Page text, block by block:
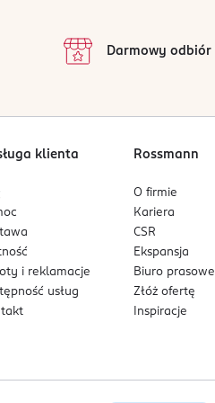
2
1
Darmowy odbiór
klienta
i reklamacje
usług
Rossmann
O firmie
Kariera
CSR
Ekspansja
Biuro prasowe
Złóż ofertę
Inspiracje